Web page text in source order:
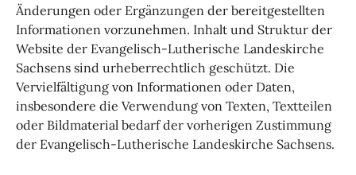
Änderungen oder Ergänzungen der bereitgestellten
Informationen vorzunehmen. Inhalt und Struktur der
Website der Evangelisch-Lutherische Landeskirche
Sachsens sind urheberrechtlich geschützt. Die
Vervielfältigung von Informationen oder Daten,
insbesondere die Verwendung von Texten, Textteilen
oder Bildmaterial bedarf der vorherigen Zustimmung
der Evangelisch-Lutherische Landeskirche Sachsens.